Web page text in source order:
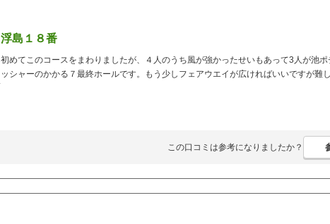
浮島１８番
初めてこのコースをまわりましたが、４人のうち風が強かったせいもあって3人が池
ッシャーのかかる７最終ホールです。もう少しフェアウエイが広ければいいですが難
この口コミは参考になりましたか？